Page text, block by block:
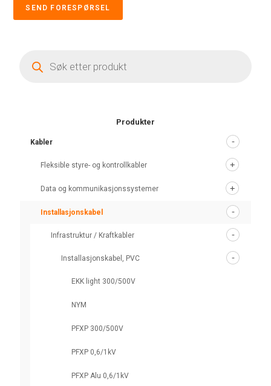
SEND FORESPØRSEL
search
Produkter
Kabler
Fleksible styre- og kontrollkabler
Data og kommunikasjonssystemer
Installasjonskabel
Infrastruktur / Kraftkabler
Installasjonskabel, PVC
EKK light 300/500V
NYM
PFXP 300/500V
PFXP 0,6/1kV
PFXP Alu 0,6/1kV